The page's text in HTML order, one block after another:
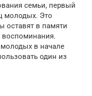
семьи, первый
молодых. Это
оставят в памяти
в начале
один из